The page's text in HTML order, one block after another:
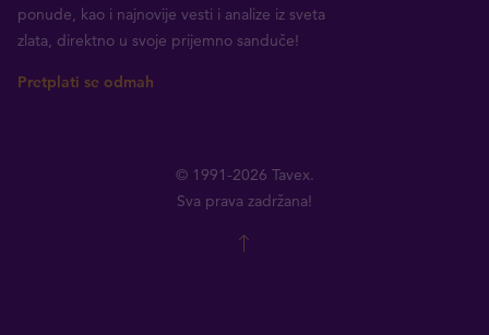
ponude, kao i najnovije vesti i analize iz sveta
zlata, direktno u svoje prijemno sanduče!
Pretplati se odmah
© 1991-2026 Tavex.
Sva prava zadržana!